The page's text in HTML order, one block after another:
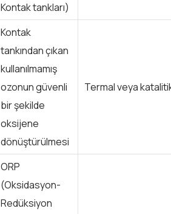
Kontak tankları)
Kontak
tankından çıkan
kullanılmamış
ozonun güvenli
bir şekilde
oksijene
dönüştürülmesi
Termal veya
ORP
(Oksidasyon-
Redüksiyon